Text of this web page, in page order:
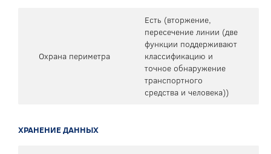
Охрана периметра
Есть (вторжение,
пересечение линии (две
функции поддерживают
классификацию и
точное обнаружение
транспортного
средства и человека))
ХРАНЕНИЕ ДАННЫХ